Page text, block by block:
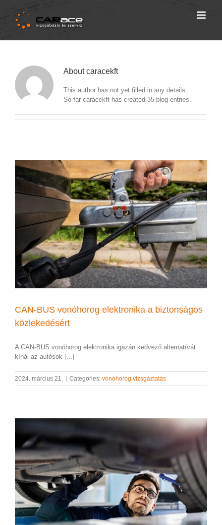
content
Aboutcaracekft
This author has not yet filled in any details.
So far caracekft has created 35 blog entries.
CAN-BUS vonóhorog elektronika a biztonságos
közlekedésért
A CAN-BUS vonóhorog elektronika igazán kedvező alternatívát
kínál az autósok [...]
2024. március 21. Categories: vonóhorog vizsgáztatás